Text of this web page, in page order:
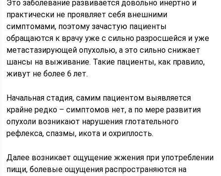
Это заболевание развивается довольно инертно и
практически не проявляет себя внешними
симптомами, поэтому зачастую пациенты
обращаются к врачу уже с сильно разросшейся и уже
метастазирующей опухолью, а это сильно снижает
шансы на выживание. Такие пациенты, как правило,
живут не более 6 лет.
Начальная стадия, самим пациентом выявляется
крайне редко – симптомов нет, а по мере развития
опухоли возникают нарушения глотательного
рефлекса, спазмы, икота и охриплость.
Далее возникает ощущение жжения при употреблении
пищи, болевые ощущения распространяются на